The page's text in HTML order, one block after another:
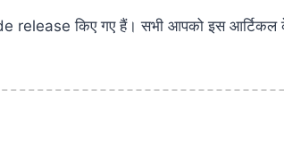
किए गए हैं। सभी आपको इस आर्टिकल